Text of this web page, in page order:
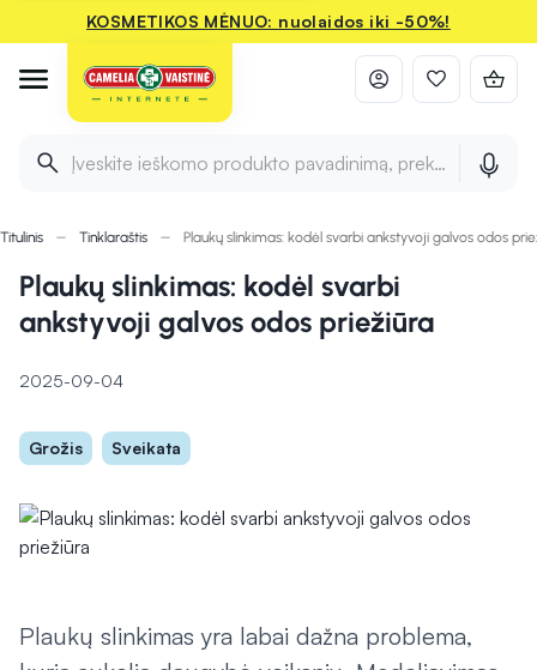
KOSMETIKOS MĖNUO: nuolaidos iki -50%!
Įveskite ieškomo produkto pavadinimą, prekės ženklą ir
Titulinis Tinklaraštis Plaukų slinkimas: kodėl svarbi ankstyvoji galvos odos
Plaukų slinkimas: kodėl svarbi
ankstyvoji galvos odos priežiūra
2025-09-04
Grožis Sveikata
Plaukų slinkimas yra labai dažna problema,